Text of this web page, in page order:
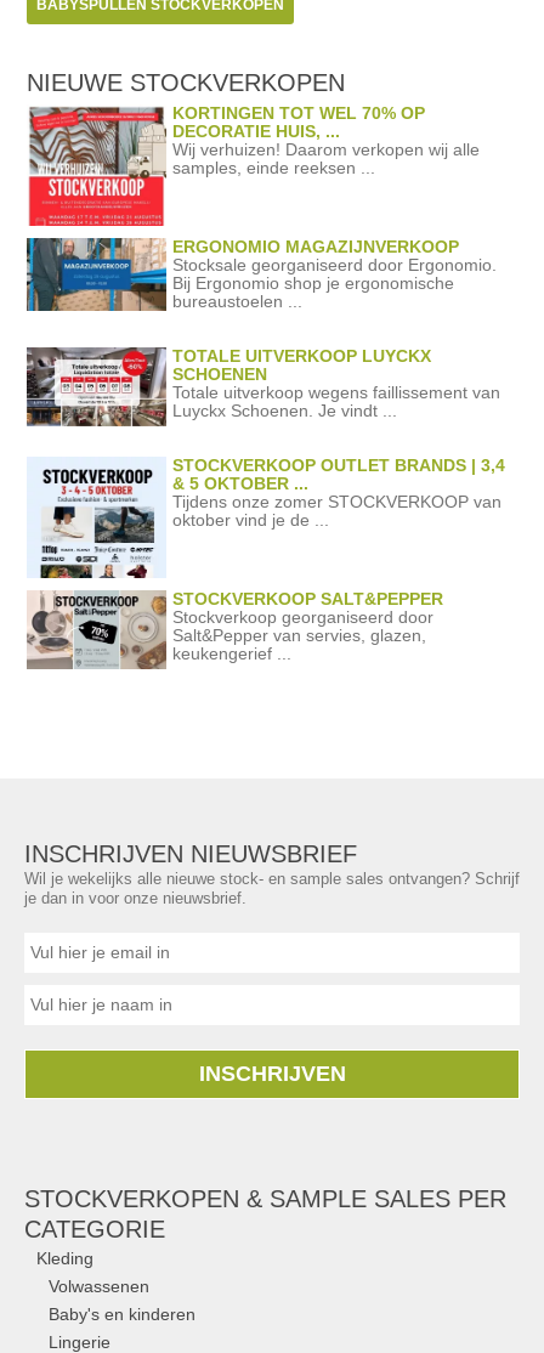
BABYSPULLEN STOCKVERKOPEN
NIEUWE STOCKVERKOPEN
KORTINGEN TOT WEL 70% OP
DECORATIE HUIS, ...
Wij verhuizen! Daarom verkopen wij alle
samples, einde reeksen ...
ERGONOMIO MAGAZIJNVERKOOP
Stocksale georganiseerd door Ergonomio.
Bij Ergonomio shop je ergonomische
bureaustoelen ...
TOTALE UITVERKOOP LUYCKX
SCHOENEN
Totale uitverkoop wegens faillissement van
Luyckx Schoenen. Je vindt ...
STOCKVERKOOP OUTLET BRANDS | 3,4
& 5 OKTOBER ...
Tijdens onze zomer STOCKVERKOOP van
oktober vind je de ...
STOCKVERKOOP SALT&PEPPER
Stockverkoop georganiseerd door
Salt&Pepper van servies, glazen,
keukengerief ...
INSCHRIJVEN NIEUWSBRIEF
Wil je wekelijks alle nieuwe stock- en sample sales ontvangen? Schrijf
je dan in voor onze nieuwsbrief.
INSCHRIJVEN
STOCKVERKOPEN & SAMPLE SALES PER
CATEGORIE
Kleding
Volwassenen
Baby's en kinderen
Lingerie